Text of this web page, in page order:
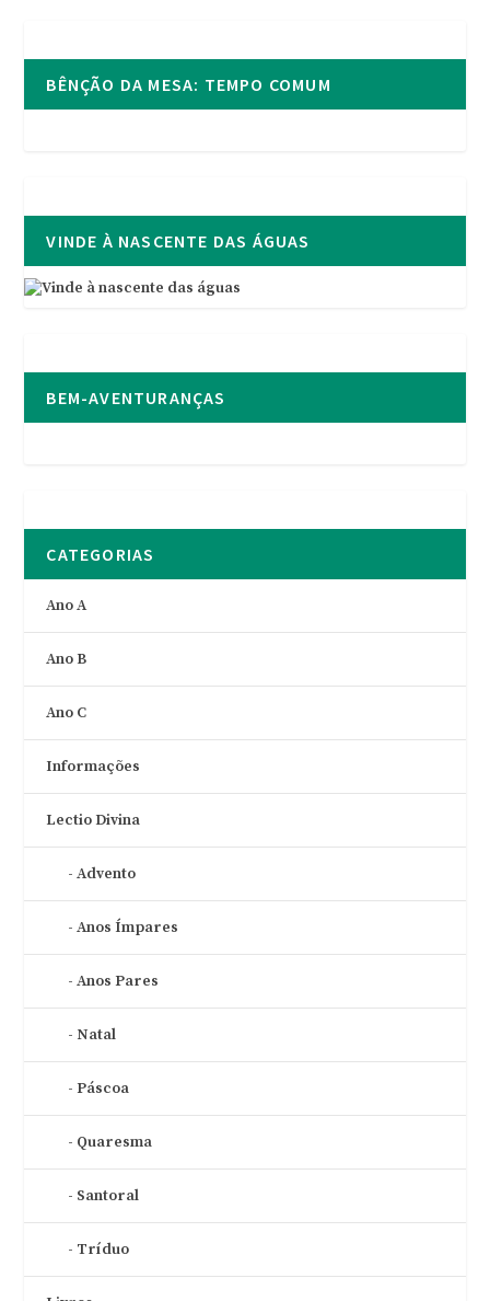
BÊNÇÃO DA MESA: TEMPO COMUM
VINDE À NASCENTE DAS ÁGUAS
BEM-AVENTURANÇAS
CATEGORIAS
Ano A
Ano B
Ano C
Informações
Lectio Divina
Advento
Anos Ímpares
Anos Pares
Natal
Páscoa
Quaresma
Santoral
Tríduo